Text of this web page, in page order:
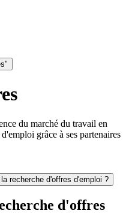
du marché du travail en
grâce à ses partenaires
recherche d'offres d'emploi ?
d'offres